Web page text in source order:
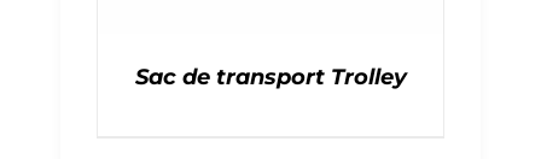
Sac de transport Trolley